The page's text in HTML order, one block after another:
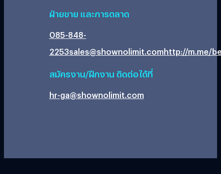
ฝ่ายขาย และการตลาด
085-848-
2253sales@shownolimit.comhttp://m.me/
สมัครงาน/ฝึกงาน ติดต่อได้ที่
hr-ga@shownolimit.com